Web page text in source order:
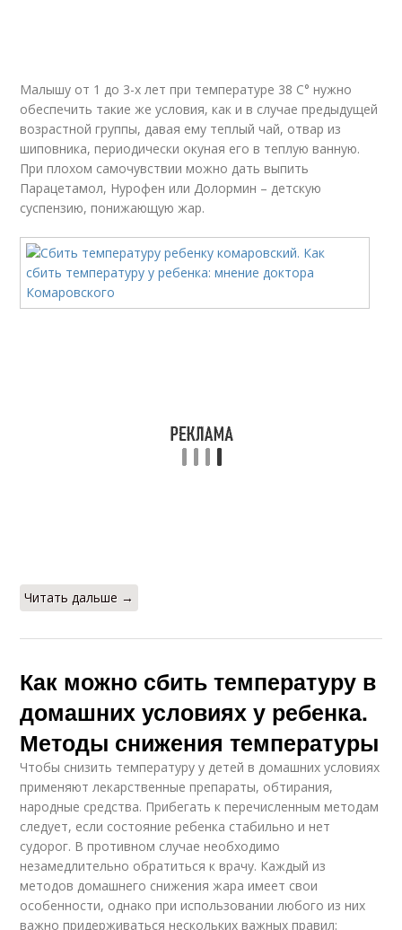
Малышу от 1 до 3-х лет при температуре 38 С° нужно
обеспечить такие же условия, как и в случае предыдущей
возрастной группы, давая ему теплый чай, отвар из
шиповника, периодически окуная его в теплую ванную.
При плохом самочувствии можно дать выпить
Парацетамол, Нурофен или Долормин – детскую
суспензию, понижающую жар.
Читать дальше →
Как можно сбить температуру в
домашних условиях у ребенка.
Методы снижения температуры
Чтобы снизить температуру у детей в домашних условиях
применяют лекарственные препараты, обтирания,
народные средства. Прибегать к перечисленным методам
следует, если состояние ребенка стабильно и нет
судорог. В противном случае необходимо
незамедлительно обратиться к врачу. Каждый из
методов домашнего снижения жара имеет свои
особенности, однако при использовании любого из них
важно придерживаться нескольких важных правил: